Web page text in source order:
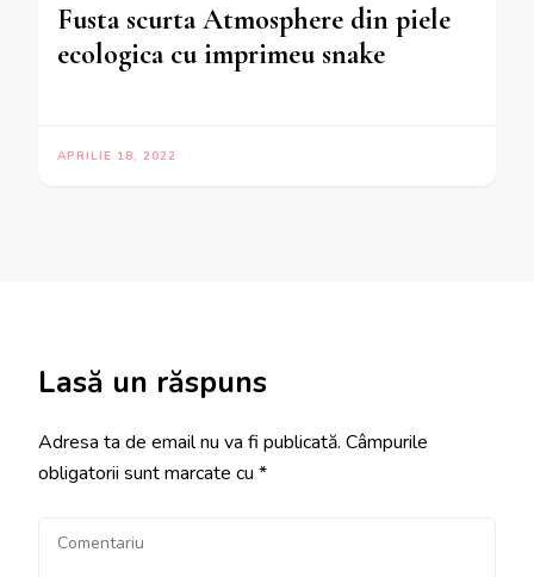
Fusta scurta Atmosphere din piele
ecologica cu imprimeu snake
APRILIE 18, 2022
Lasă un răspuns
Adresa ta de email nu va fi publicată. Câmpurile
obligatorii sunt marcate cu *